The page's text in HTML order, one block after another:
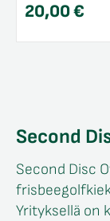
20,00€
Second
Second Disc
Yrityksellä on